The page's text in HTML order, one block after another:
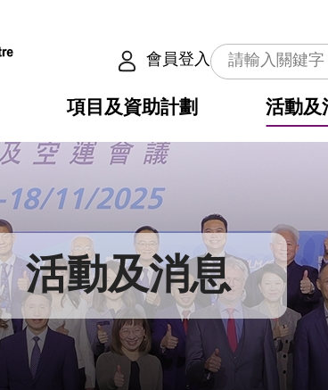
會員登入
創新技術
項目及資助計劃 活動及
活動及消息